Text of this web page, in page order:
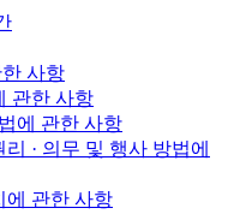
사항
관한 사항
에 관한 사항
· 의무 및 행사 방법에
에 관한 사항